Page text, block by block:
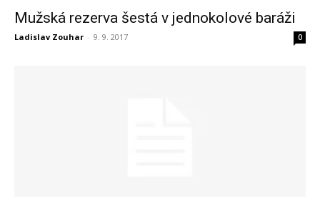
Mužská rezerva šestá v jednokolové baráži
Ladislav Zouhar - 9. 9. 2017 0